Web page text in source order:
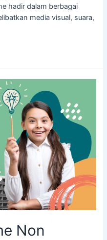
hadir dalam berbagai
media visual, suara,
Non